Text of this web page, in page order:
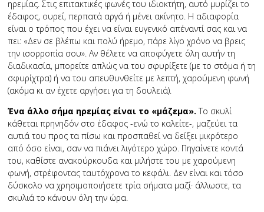
ηρεμίας. Στις επιτακτικές φωνές του ιδιοκτήτη, αυτό μυρίζει το
έδαφος, ουρεί, περπατά αργά ή μένει ακίνητο. Η αδιαφορία
είναι ο τρόπος που έχει να είναι ευγενικό απέναντί σας και να
πει: «Δεν σε βλέπω και πολύ ήρεμο, πάρε λίγο χρόνο να βρεις
την ισορροπία σου». Αν θέλετε να αποφύγετε όλη αυτήν τη
διαδικασία, μπορείτε απλώς να του σφυρίξετε (με το στόμα ή τη
σφυρίχτρα) ή να του απευθυνθείτε με λεπτή, χαρούμενη φωνή
(ακόμα κι αν έχετε αργήσει για τη δουλειά).
Ένα άλλο σήμα ηρεμίας είναι το «μάζεμα». Το σκυλί
κάθεται πρηνηδόν στο έδαφος -ενώ το καλείτε-, μαζεύει τα
αυτιά του προς τα πίσω και προσπαθεί να δείξει μικρότερο
από όσο είναι, σαν να πιάνει λιγότερο χώρο. Πηγαίνετε κοντά
του, καθίστε ανακούρκουδα και μιλήστε του με χαρούμενη
φωνή, στρέφοντας ταυτόχρονα το κεφάλι. Δεν είναι και τόσο
δύσκολο να χρησιμοποιήσετε τρία σήματα μαζί· άλλωστε, τα
σκυλιά το κάνουν όλη την ώρα.